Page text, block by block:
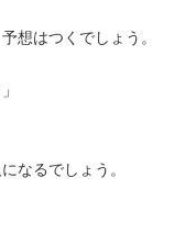
想はつくでしょう。
なるでしょう。